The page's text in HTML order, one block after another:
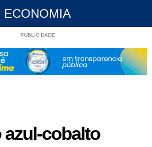
ECONOMIA
PUBLICIDADE
cobalto